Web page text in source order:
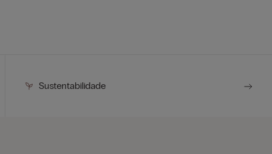
Sustentabilidade